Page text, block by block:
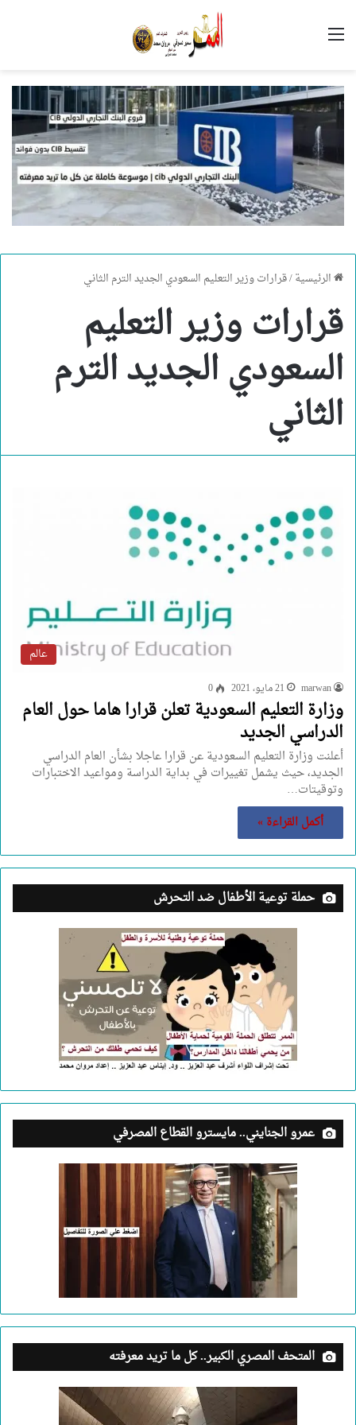
القائمة
الرئيسية/قرارات وزير التعليم السعودي الجديد الترم الثاني
قرارات وزير التعليم
السعودي الجديد الترم
الثاني
عالم
marwan 21 مايو، 2021 0
وزارة التعليم السعودية تعلن قرارا هاما حول العام
الدراسي الجديد
أعلنت وزارة التعليم السعودية عن قرارا عاجلا بشأن العام الدراسي
الجديد، حيث يشمل تغييرات في بداية الدراسة ومواعيد الاختبارات
وتوقيتات…
أكمل القراءة »
حملة توعية الأطفال ضد التحرش
عمرو الجنايني.. مايسترو القطاع المصرفي
المتحف المصري الكبير.. كل ما تريد معرفته